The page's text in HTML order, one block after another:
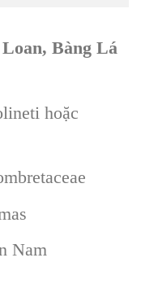
Bàng Lá
hoặc
Nam